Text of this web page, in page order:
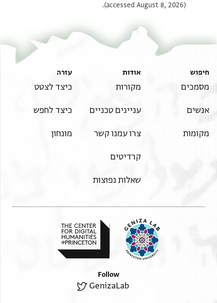
(accessed August 8, 2026).
חיפוש
מסמכים
אנשים
מקומות
אודות
מקורות
עניינים טכניים
צרו עמנו קשר
קרדיטים
שאלות נפוצות
עזרה
כיצד לצטט
כיצד לחפש
מונחון
Follow
GenizaLab